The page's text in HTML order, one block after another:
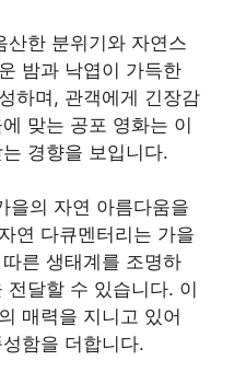
산한 분위기와 자연스
밤과 낙엽이 가득한
하며, 관객에게 긴장감
맞는 공포 영화는 이
경향을 보입니다.
을의 자연 아름다움을
연 다큐멘터리는 가을
른 생태계를 조명하
달할 수 있습니다. 이
매력을 지니고 있어
함을 더합니다.